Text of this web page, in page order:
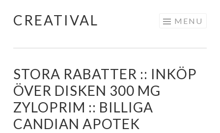
Skip
CREATIVAL MENU
STORA RABATTER :: INKÖP
ÖVER DISKEN 300 MG
ZYLOPRIM :: BILLIGA
CANDIAN APOTEK